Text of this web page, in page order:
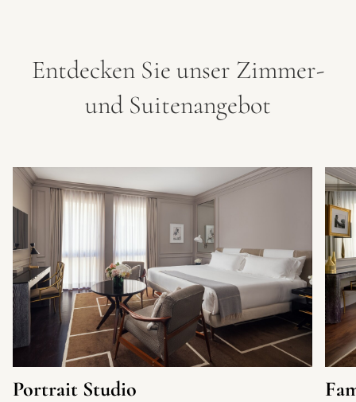
Entdecken Sie unser Zimmer-
und Suitenangebot
Portrait Studio